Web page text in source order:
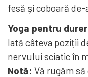
fesă și coboară
Yoga pentru
Iată câteva poziții
nervului sciatic în
Notă: Vă rugăm